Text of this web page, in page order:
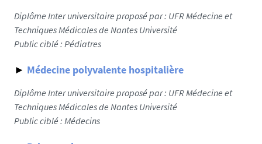
Diplôme Inter universitaire proposé par : UFR Médecine et
Techniques Médicales de Nantes Université
Public ciblé : Pédiatres
► Médecine polyvalente hospitalière
Diplôme Inter universitaire proposé par : UFR Médecine et
Techniques Médicales de Nantes Université
Public ciblé : Médecins